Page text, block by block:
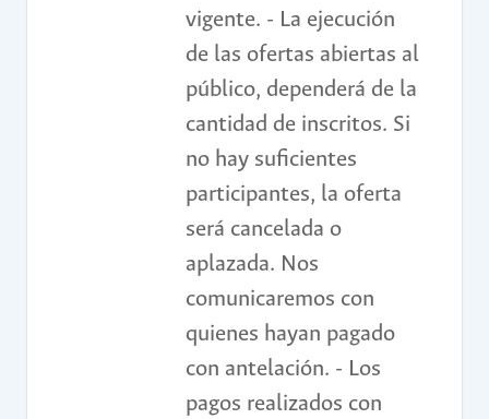
vigente. - La ejecución
de las ofertas abiertas al
público, dependerá de la
cantidad de inscritos. Si
no hay suficientes
participantes, la oferta
será cancelada o
aplazada. Nos
comunicaremos con
quienes hayan pagado
con antelación. - Los
pagos realizados con